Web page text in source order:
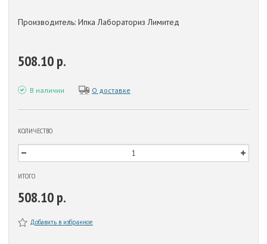
Производитель: Ипка Лабораториз Лимитед
508.10 р.
В наличии О доставке
КОЛИЧЕСТВО
ИТОГО
508.10 р.
Добавить в избранное